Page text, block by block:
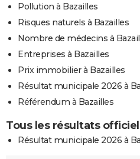
Pollution à Bazailles
Risques naturels à Bazailles
Nombre de médecins à
Entreprises à Bazailles
Prix immobilier à Bazailles
Résultat municipale 2026 à
Référendum à Bazailles
Tous les résultats
Résultat municipale 2026 à